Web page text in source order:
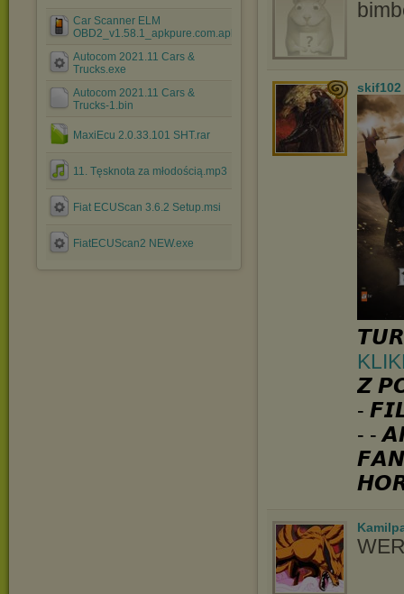
Car Scanner ELM
OBD2_v1.58.1_apkpure.com.apk
Autocom 2021.11 Cars &
Trucks.exe
Autocom 2021.11 Cars &
Trucks-1.bin
MaxiEcu 2.0.33.101 SHT.rar
11. Tęsknota za młodością.mp3
Fiat ECUScan 3.6.2 Setup.msi
FiatECUScan2 NEW.exe
skif102
𝙕
-
- -